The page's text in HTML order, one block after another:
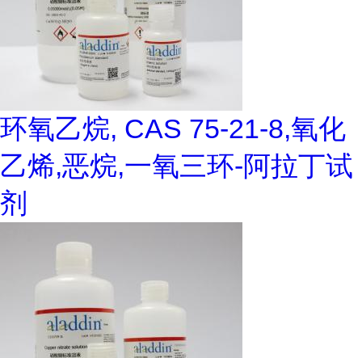
环氧乙烷, CAS 75-21-8,氧化
乙烯,恶烷,一氧三环-阿拉丁试
剂